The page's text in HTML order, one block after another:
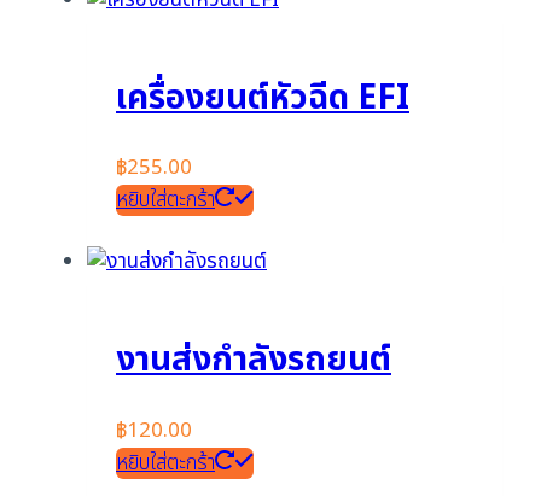
เครื่องยนต์หัวฉีด EFI
฿255.00
หยิบใส่ตะกร้า
งานส่งกำลังรถยนต์
฿120.00
หยิบใส่ตะกร้า